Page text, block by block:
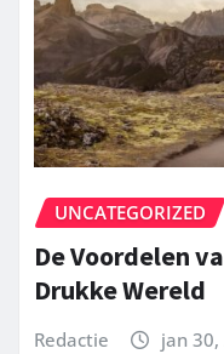
UNCATEGORIZED
De Voordelen
Drukke Wereld
Redactie jan 30,